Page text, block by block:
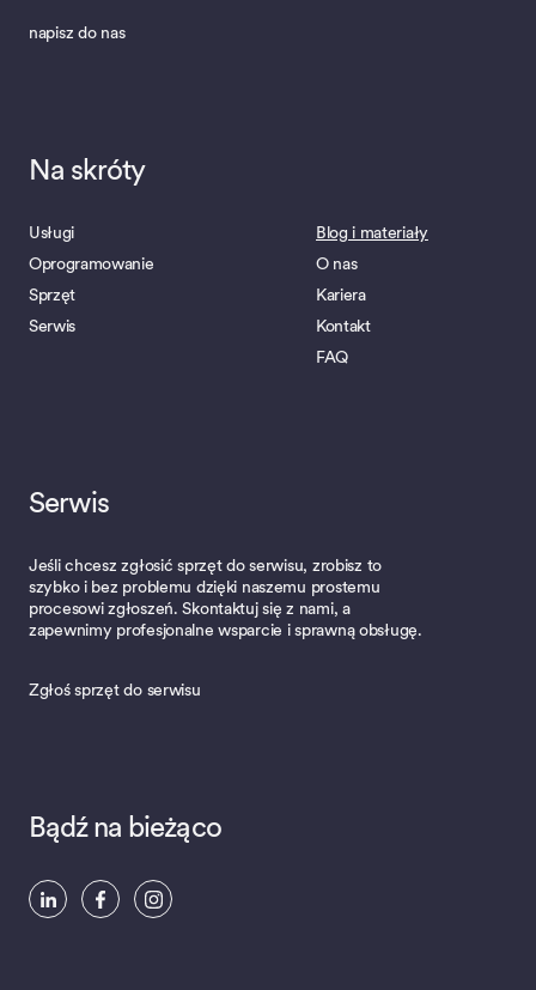
napisz do nas
Na skróty
Usługi
Oprogramowanie
Sprzęt
Serwis
Blog i materiały
O nas
Kariera
Kontakt
FAQ
Serwis
Jeśli chcesz zgłosić sprzęt do serwisu, zrobisz to
szybko i bez problemu dzięki naszemu prostemu
procesowi zgłoszeń. Skontaktuj się z nami, a
zapewnimy profesjonalne wsparcie i sprawną obsługę.
Zgłoś sprzęt do serwisu
Bądź na bieżąco